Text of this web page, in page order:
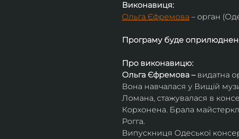
Виконавиця:
Ольга Єфремова – орган
Програму буде
Про виконавицю:
Ольга Єфремова – видатна
Вона навчалася у Вищій
Ломана, стажувалася в
Корхонена. Брала
Рогга.
Випускниця Одеської